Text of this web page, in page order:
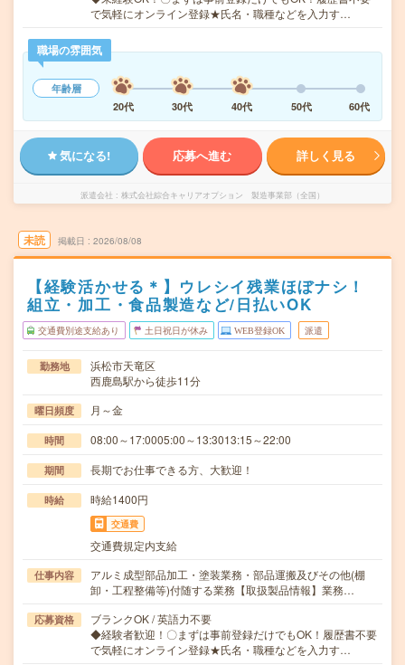
で気軽にオンライン登録★氏名・職種などを入力す…
職場の雰囲気
年齢層
20代
30代 40代 50代 60代
気になる! 応募へ進む 詳しく見る
派遣会社 株式会社綜合キャリアオプション 製造事業部（全国）
未読 掲載日 2026/08/08
【経験活かせる＊】ウレシイ残業ほぼナシ！
組立・加工・食品製造など/日払いOK
交通費別途支給あり 土日祝日が休み WEB登録OK 派遣
勤務地
浜松市天竜区
西鹿島駅から徒歩11分
曜日頻度 月～金
時間 08:00～17:0005:00～13:3013:15～22:00
期間 長期でお仕事できる方、大歓迎！
時給 時給1400円
交通費
交通費規定内支給
仕事内容
アルミ成型部品加工・塗装業務・部品運搬及びその他(棚
卸・工程整備等)付随する業務【取扱製品情報】業務…
応募資格
ブランクOK / 英語力不要
◆経験者歓迎！〇まずは事前登録だけでもOK！履歴書不要
で気軽にオンライン登録★氏名・職種などを入力す…